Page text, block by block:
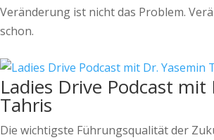
Veränderung ist nicht das Problem.
schon.
Ladies Drive Podcast mit
Tahris
Die wichtigste Führungsqualität der